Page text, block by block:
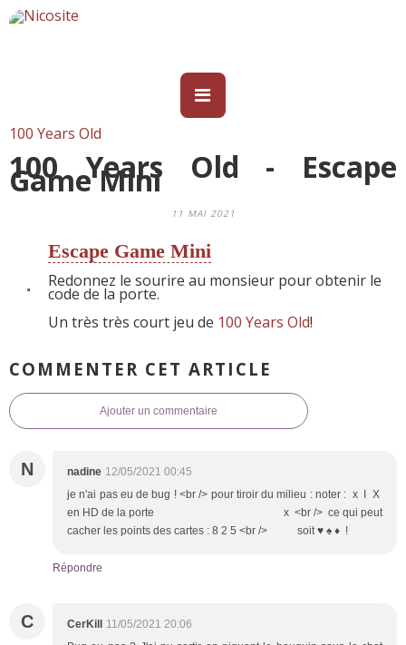
100 Years Old
100 Years Old - Escape
Game Mini
11 MAI 2021
Escape Game Mini
Redonnez le sourire au monsieur pour obtenir le
code de la porte.
Un très très court jeu de 100 Years Old!
COMMENTER CET ARTICLE
Ajouter un commentaire
N nadine 12/05/2021 00:45
je n'ai pas eu de bug ! <br /> pour tiroir du milieu : noter : x I X
en HD de la porte x <br /> ce qui peut
cacher les points des cartes : 8 2 5 <br /> soit ♥ ♠ ♦ !
Répondre
C CerKill 11/05/2021 20:06